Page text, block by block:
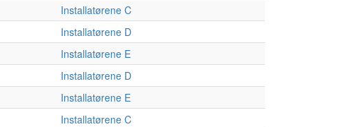
Installatørene C
Installatørene D
Installatørene E
Installatørene D
Installatørene E
Installatørene C